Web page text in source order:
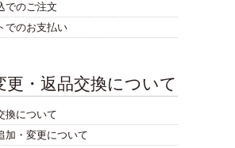
でのご注文
でのお支払い
更・返品交換について
換について
加・変更について